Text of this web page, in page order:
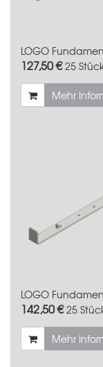
LOGO
127,50 €25
Mehr
LOGO
142,50 €25
Mehr